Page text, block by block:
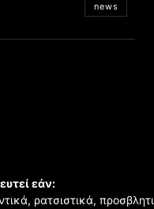
news
εάν:
ρατσιστικά,